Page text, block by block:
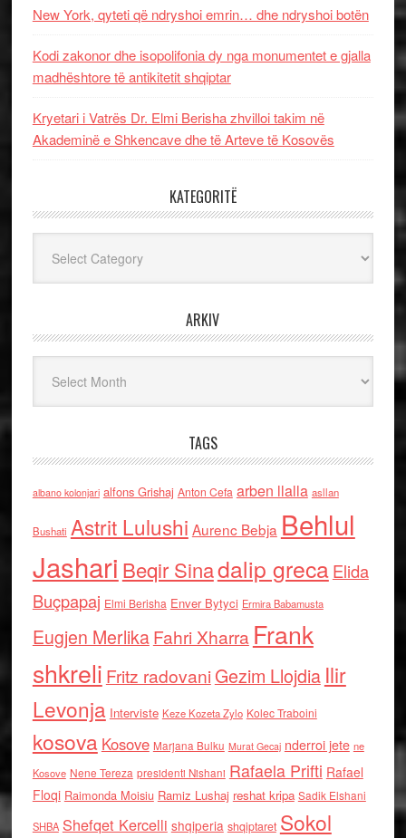
New York, qyteti që ndryshoi emrin… dhe ndryshoi botën
Kodi zakonor dhe isopolifonia dy nga monumentet e gjalla
madhështore të antikitetit shqiptar
Kryetari i Vatrës Dr. Elmi Berisha zhvilloi takim në
Akademinë e Shkencave dhe të Arteve të Kosovës
KATEGORITË
ARKIV
TAGS
albano kolonjari alfons Grishaj Anton Cefa arben llalla asllan
Bushati Astrit Lulushi Aurenc Bebja Behlul
Jashari Beqir Sinadalip grecaElida
Buçpapaj Elmi Berisha Enver Bytyci Ermira Babamusta
Eugjen MerlikaFahri Xharra Frank
shkreli Fritz radovaniGezim Llojdia Ilir
Levonja Interviste Keze Kozeta Zylo Kolec Traboini
kosova Kosove Marjana Bulku Murat Gecaj nderroi jete ne
Kosove Nene Tereza presidenti Nishani Rafaela Prifti Rafael
Floqi Raimonda Moisiu Ramiz Lushaj reshat kripa Sadik Elshani
SHBA Shefqet Kercelli shqiperia shqiptaret Sokol